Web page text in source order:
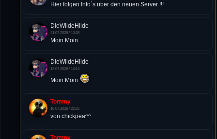
Hier folgen Info´s über den neuen Server !!!
DieWildeHilde
21.07.2026 / 10:28
Moin Moin
DieWildeHilde
12.07.2026 / 14:14
Moin Moin
Tommy
10.07.2026 / 22:25
von chickpea^^
Tommy